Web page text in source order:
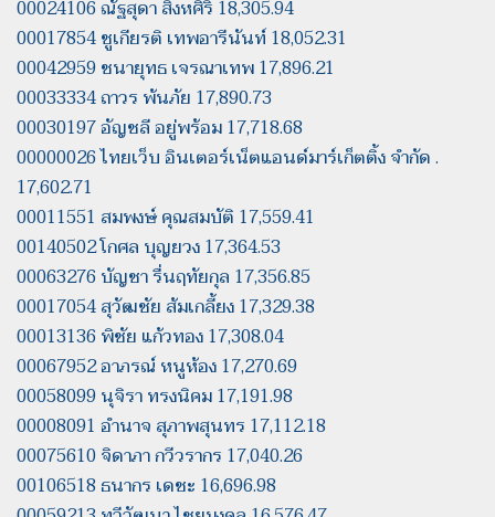
00024106 ณัฐสุดา สิงหศิริ 18,305.94
00017854 ชูเกียรติ เทพอารีนันท์ 18,052.31
00042959 ชนายุทธ เจรณาเทพ 17,896.21
00033334 ถาวร พ้นภัย 17,890.73
00030197 อัญชลี อยู่พร้อม 17,718.68
00000026 ไทยเว็บ อินเตอร์เน็ตแอนด์มาร์เก็ตติ้ง จำกัด .
17,602.71
00011551 สมพงษ์ คุณสมบัติ 17,559.41
00140502 โกศล บุญยวง 17,364.53
00063276 บัญชา รื่นฤทัยกุล 17,356.85
00017054 สุวัฒชัย ส้มเกลี้ยง 17,329.38
00013136 พิชัย แก้วทอง 17,308.04
00067952 อาภรณ์ หนูห้อง 17,270.69
00058099 นุจิรา ทรงนิคม 17,191.98
00008091 อำนาจ สุภาพสุนทร 17,112.18
00075610 จิดาภา กวีวรากร 17,040.26
00106518 ธนากร เดชะ 16,696.98